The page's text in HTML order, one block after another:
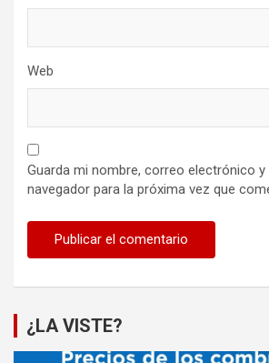
Web
Guarda mi nombre, correo electrónico y
navegador para la próxima vez que
¿LA VISTE?